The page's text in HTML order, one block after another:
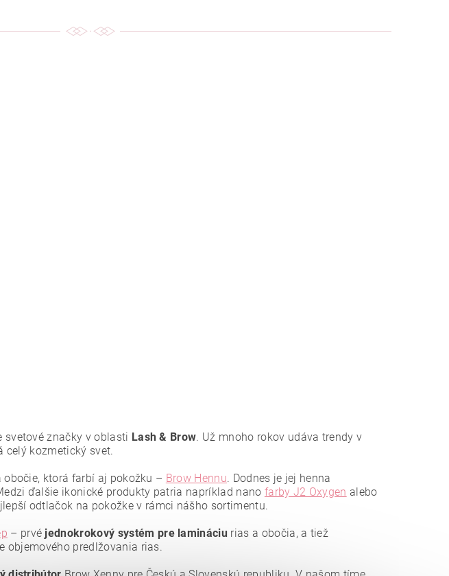
svetové značky v oblasti Lash & Brow. Už mnoho rokov udáva trendy v
celý kozmetický svet.
ktorá farbí aj pokožku – Brow Hennu. Dodnes je jej henna
ďalšie ikonické produkty patria napríklad nano farby J2 Oxygen alebo
odtlačok na pokožke v rámci nášho sortimentu.
– prvé jednokrokový systém pre lamináciu rias a obočia, a tiež
objemového predlžovania rias.